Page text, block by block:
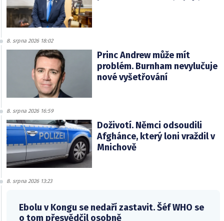
8. srpna 2026 18:02
Princ Andrew může mít
problém. Burnham nevylučuje
nové vyšetřování
8. srpna 2026 16:59
Doživotí. Němci odsoudili
Afghánce, který loni vraždil v
Mnichově
8. srpna 2026 13:23
Ebolu v Kongu se nedaří zastavit. Šéf WHO se
o tom přesvědčil osobně